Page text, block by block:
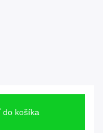
do košíka